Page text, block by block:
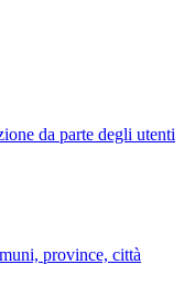
da parte degli utenti
province, città